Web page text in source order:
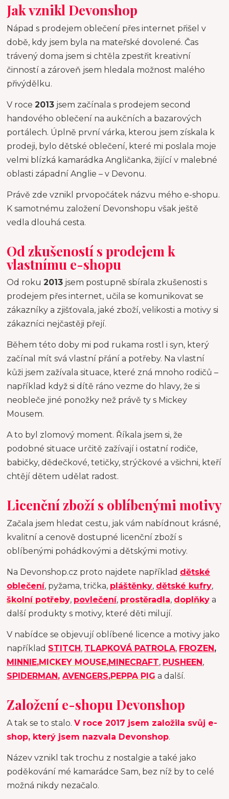
Jak vznikl Devonshop
Nápad s prodejem oblečení přes internet přišel v
době, kdy jsem byla na mateřské dovolené. Čas
trávený doma jsem si chtěla zpestřit kreativní
činností a zároveň jsem hledala možnost malého
přivýdělku.
V roce2013 jsem začínala s prodejem second
handového oblečení na aukčních a bazarových
portálech. Úplně první várka, kterou jsem získala k
prodeji, bylo dětské oblečení, které mi poslala moje
velmi blízká kamarádka Angličanka, žijící v malebné
oblasti západní Anglie – v Devonu.
Právě zde vznikl prvopočátek názvu mého e-shopu.
K samotnému založení Devonshopu však ještě
vedla dlouhá cesta.
Od zkušeností s prodejem k
vlastnímu e-shopu
Od roku2013 jsem postupně sbírala zkušenosti s
prodejem přes internet, učila se komunikovat se
zákazníky a zjišťovala, jaké zboží, velikosti a motivy si
zákazníci nejčastěji přejí.
Během této doby mi pod rukama rostl i syn, který
začínal mít svá vlastní přání a potřeby. Na vlastní
kůži jsem zažívala situace, které zná mnoho rodičů –
například když si dítě ráno vezme do hlavy, že si
neobleče jiné ponožky než právě ty s Mickey
Mousem.
A to byl zlomový moment. Říkala jsem si, že
podobné situace určitě zažívají i ostatní rodiče,
babičky, dědečkové, tetičky, strýčkové a všichni, kteří
chtějí dětem udělat radost.
Licenční zboží s oblíbenými motivy
Začala jsem hledat cestu, jak vám nabídnout krásné,
kvalitní a cenově dostupné licenční zboží s
oblíbenými pohádkovými a dětskými motivy.
Na Devonshop.cz proto najdete například dětské
oblečení, pyžama, trička, pláštěnky, dětské kufry,
školní potřeby, povlečení, prostěradla, doplňky a
další produkty s motivy, které děti milují.
V nabídce se objevují oblíbené licence a motivy jako
například STITCH, TLAPKOVÁ PATROLA, FROZEN,
MINNIE,MICKEY MOUSE,MINECRAFT, PUSHEEN,
SPIDERMAN,AVENGERS,PEPPA PIG a další.
Založení e-shopu Devonshop
A tak se to stalo.V roce 2017 jsem založila svůj e-
shop, který jsem nazvala Devonshop.
Název vznikl tak trochu z nostalgie a také jako
poděkování mé kamarádce Sam, bez níž by to celé
možná nikdy nezačalo.